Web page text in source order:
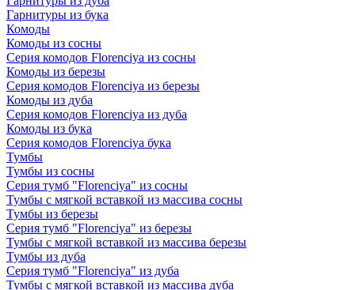
Гарнитуры из бука
Комоды
Комоды из сосны
Серия комодов Florenciya из сосны
Комоды из березы
Серия комодов Florenciya из березы
Комоды из дуба
Серия комодов Florenciya из дуба
Комоды из бука
Серия комодов Florenciya бука
Тумбы
Тумбы из сосны
Серия тумб "Florenciya" из сосны
Тумбы с мягкой вставкой из массива сосны
Тумбы из березы
Серия тумб "Florenciya" из березы
Тумбы с мягкой вставкой из массива березы
Тумбы из дуба
Серия тумб "Florenciya" из дуба
Тумбы с мягкой вставкой из массива дуба